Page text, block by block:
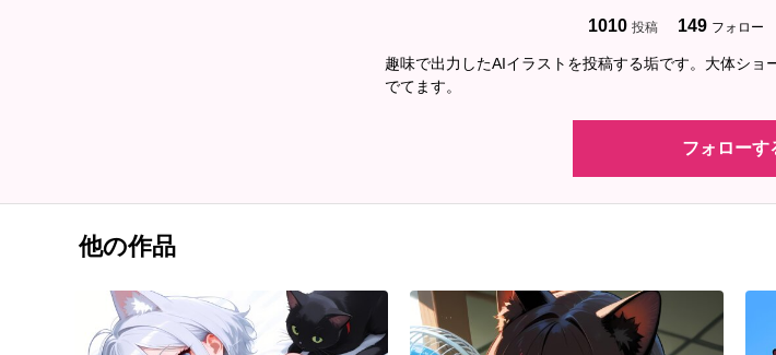
1010 投稿 149 フォロー
趣味で出力したAIイラストを投稿する垢です。大体シ
でてます。
フォローす
他の作品